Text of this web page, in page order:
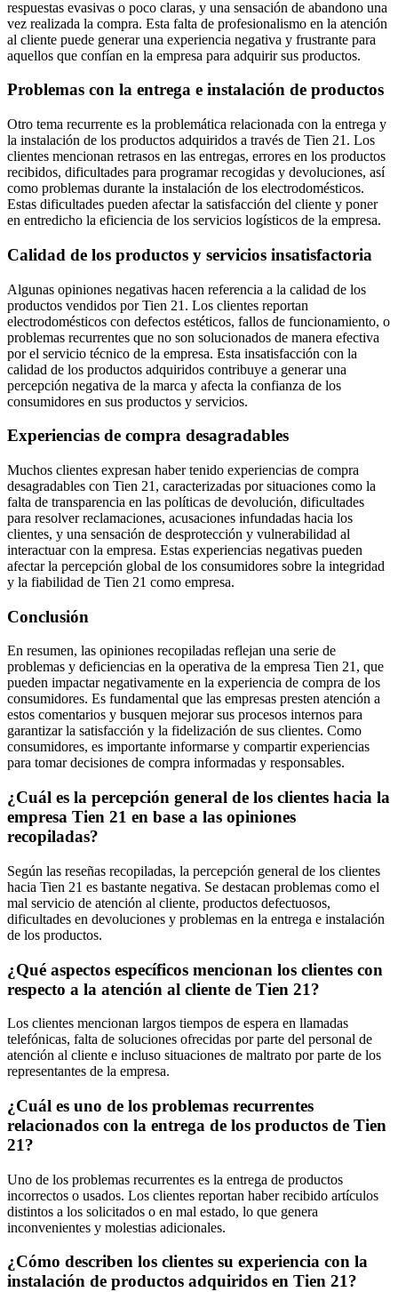
respuestas evasivas o poco claras, y una sensación de abandono una
vez realizada la compra. Esta falta de profesionalismo en la atención
al cliente puede generar una experiencia negativa y frustrante para
aquellos que confían en la empresa para adquirir sus productos.
Problemas con la entrega e instalación de productos
Otro tema recurrente es la problemática relacionada con la entrega y
la instalación de los productos adquiridos a través de Tien 21. Los
clientes mencionan retrasos en las entregas, errores en los productos
recibidos, dificultades para programar recogidas y devoluciones, así
como problemas durante la instalación de los electrodomésticos.
Estas dificultades pueden afectar la satisfacción del cliente y poner
en entredicho la eficiencia de los servicios logísticos de la empresa.
Calidad de los productos y servicios insatisfactoria
Algunas opiniones negativas hacen referencia a la calidad de los
productos vendidos por Tien 21. Los clientes reportan
electrodomésticos con defectos estéticos, fallos de funcionamiento, o
problemas recurrentes que no son solucionados de manera efectiva
por el servicio técnico de la empresa. Esta insatisfacción con la
calidad de los productos adquiridos contribuye a generar una
percepción negativa de la marca y afecta la confianza de los
consumidores en sus productos y servicios.
Experiencias de compra desagradables
Muchos clientes expresan haber tenido experiencias de compra
desagradables con Tien 21, caracterizadas por situaciones como la
falta de transparencia en las políticas de devolución, dificultades
para resolver reclamaciones, acusaciones infundadas hacia los
clientes, y una sensación de desprotección y vulnerabilidad al
interactuar con la empresa. Estas experiencias negativas pueden
afectar la percepción global de los consumidores sobre la integridad
y la fiabilidad de Tien 21 como empresa.
Conclusión
En resumen, las opiniones recopiladas reflejan una serie de
problemas y deficiencias en la operativa de la empresa Tien 21, que
pueden impactar negativamente en la experiencia de compra de los
consumidores. Es fundamental que las empresas presten atención a
estos comentarios y busquen mejorar sus procesos internos para
garantizar la satisfacción y la fidelización de sus clientes. Como
consumidores, es importante informarse y compartir experiencias
para tomar decisiones de compra informadas y responsables.
¿Cuál es la percepción general de los clientes hacia la
empresa Tien 21 en base a las opiniones
recopiladas?
Según las reseñas recopiladas, la percepción general de los clientes
hacia Tien 21 es bastante negativa. Se destacan problemas como el
mal servicio de atención al cliente, productos defectuosos,
dificultades en devoluciones y problemas en la entrega e instalación
de los productos.
¿Qué aspectos específicos mencionan los clientes con
respecto a la atención al cliente de Tien 21?
Los clientes mencionan largos tiempos de espera en llamadas
telefónicas, falta de soluciones ofrecidas por parte del personal de
atención al cliente e incluso situaciones de maltrato por parte de los
representantes de la empresa.
¿Cuál es uno de los problemas recurrentes
relacionados con la entrega de los productos de Tien
21?
Uno de los problemas recurrentes es la entrega de productos
incorrectos o usados. Los clientes reportan haber recibido artículos
distintos a los solicitados o en mal estado, lo que genera
inconvenientes y molestias adicionales.
¿Cómo describen los clientes su experiencia con la
instalación de productos adquiridos en Tien 21?